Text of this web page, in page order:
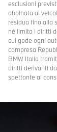
esclusioni
abbinata al
residua fino alla
né limita i diritti
cui gode ogni
compresa
BMW Italia
diritti derivanti
spettante al